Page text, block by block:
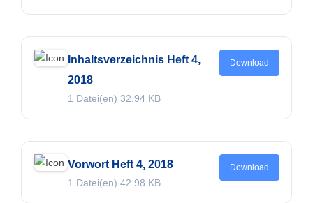
Inhaltsverzeichnis Heft 4,
2018
1 Datei(en) 32.94 KB
Download
Vorwort Heft 4, 2018
1 Datei(en) 42.98 KB
Download